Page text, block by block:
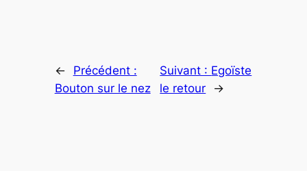
←
Précédent :
Bouton sur le nez
Suivant : Egoïste
le retour
→